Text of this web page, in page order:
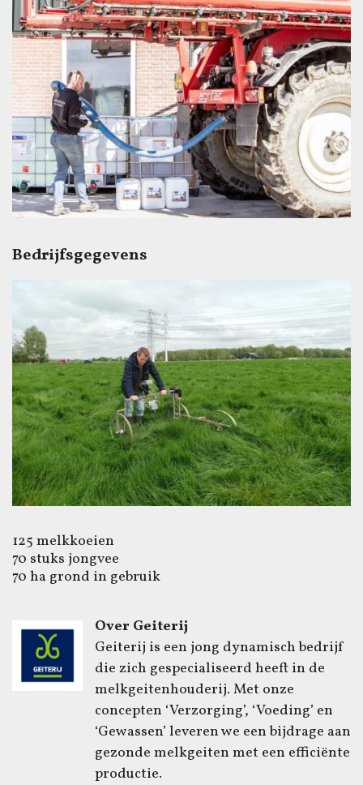
Bedrijfsgegevens
125 melkkoeien
70 stuks jongvee
70 ha grond in gebruik
Over Geiterij
Geiterij is een jong dynamisch bedrijf
die zich gespecialiseerd heeft in de
melkgeitenhouderij. Met onze
concepten ‘Verzorging’, ‘Voeding’ en
‘Gewassen’ leveren we een bijdrage aan
gezonde melkgeiten met een efficiënte
productie.